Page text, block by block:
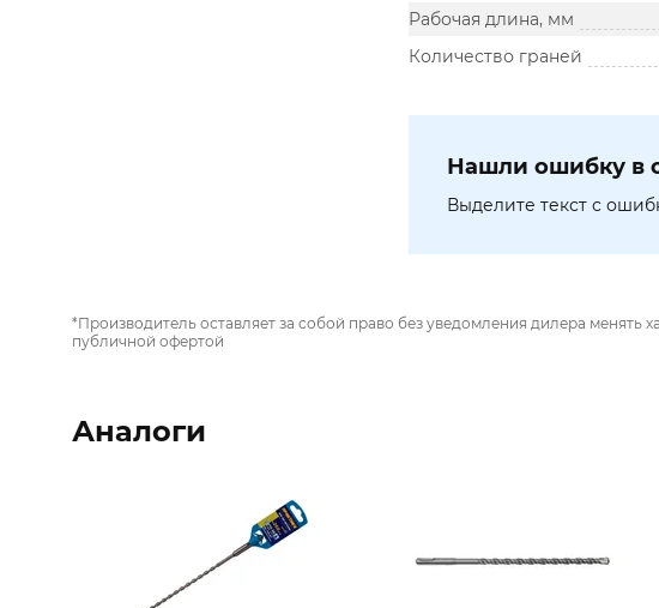
Рабочая длина, мм
Количество граней
Нашли ошибку в
Выделите текст с
*Производитель оставляет за собой право без уведомления дилера менять
публичной офертой
Аналоги